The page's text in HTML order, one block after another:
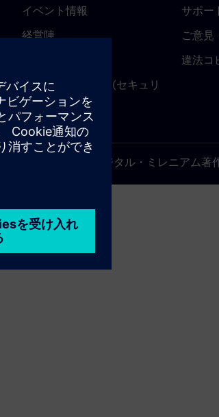
イベント情報
経営陣
トラストセンター (セキュリ
ティ関連情報)
サポー
ご意見
違法コ
デジタル・ミレニアム著